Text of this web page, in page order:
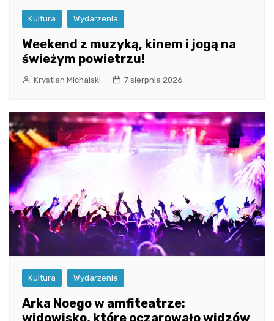
Kultura Wydarzenia
Weekend z muzyką, kinem i jogą na
świeżym powietrzu!
Krystian Michalski 7 sierpnia 2026
Kultura Wydarzenia
Arka Noego w amfiteatrze:
widowisko, które oczarowało widzów